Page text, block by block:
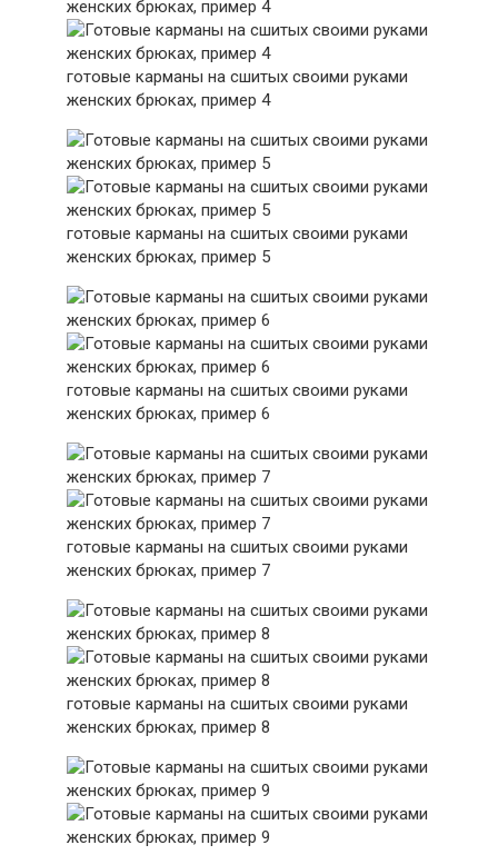
готовые карманы на сшитых своими руками
женских брюках, пример 4
готовые карманы на сшитых своими руками
женских брюках, пример 5
готовые карманы на сшитых своими руками
женских брюках, пример 6
готовые карманы на сшитых своими руками
женских брюках, пример 7
готовые карманы на сшитых своими руками
женских брюках, пример 8